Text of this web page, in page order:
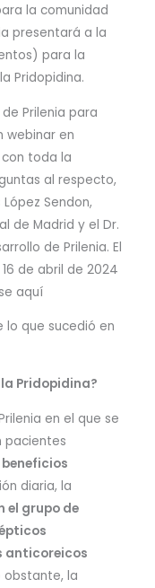
la comunidad
presentará a la
para la
Pridopidina.
Prilenia para
webinar en
toda la
al respecto,
Sendon,
de Madrid y el Dr.
de Prilenia. El
de abril de 2024
aquí
lo que sucedió en
Pridopidina?
en el que se
pacientes
diaria, la
el grupo de
anticoreicos
obstante, la